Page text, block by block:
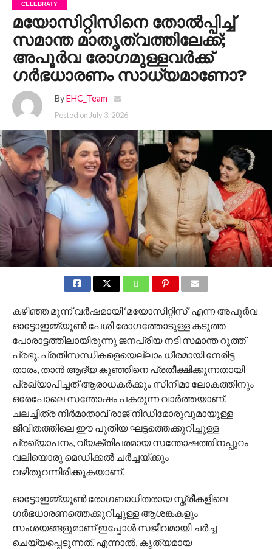
CELEBRATY
മയോസിറ്റിസിനെ തോൽപ്പിച്ച്
സമാന്ത മാതൃത്വത്തിലേക്ക്;
അപൂർവ രോഗമുള്ളവർക്ക്
ഗർഭധാരണം സാധ്യമാണോ?
By EHC_Team
Posted onJuly 3, 2026
കഴിഞ്ഞ മൂന്ന് വർഷമായി ‘മയോസിറ്റിസ്’ എന്ന അപൂർവ
ഓട്ടോഇമ്മ്യൂൺ പേശി രോഗത്തോടുള്ള കടുത്ത
പോരാട്ടത്തിലായിരുന്നു ജനപ്രിയ നടി സമാന്ത റൂത്ത്
പ്രഭു. പ്രതിസന്ധികളെയെല്ലാം ധീരമായി നേരിട്ട
താരം, താൻ ആദ്യ കുഞ്ഞിനെ പ്രതീക്ഷിക്കുന്നതായി
പ്രഖ്യാപിച്ചത് ആരാധകർക്കും സിനിമാ ലോകത്തിനും
ഒരേപോലെ സന്തോഷം പകരുന്ന വാർത്തയാണ്.
ചലച്ചിത്ര നിർമാതാവ് രാജ് നിഡിമോരുവുമായുള്ള
ജീവിതത്തിലെ ഈ പുതിയ ഘട്ടത്തെക്കുറിച്ചുള്ള
പ്രഖ്യാപനം, വ്യക്തിപരമായ സന്തോഷത്തിനപ്പുറം
വലിയൊരു മെഡിക്കൽ ചർച്ചയ്ക്കും
വഴിതുറന്നിരിക്കുകയാണ്.
ഓട്ടോഇമ്മ്യൂൺ രോഗബാധിതരായ സ്ത്രീകളിലെ
ഗർഭധാരണത്തെക്കുറിച്ചുള്ള ആശങ്കകളും
സംശയങ്ങളുമാണ് ഇപ്പോൾ സജീവമായി ചർച്ച
ചെയ്യപ്പെടുന്നത്. എന്നാൽ, കൃത്യമായ